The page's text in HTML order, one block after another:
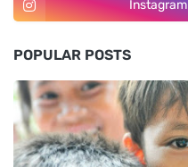
Instagram
POPULAR POSTS